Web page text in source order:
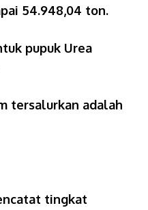
54.948,04 ton.
pupuk Urea
tersalurkan adalah
tingkat